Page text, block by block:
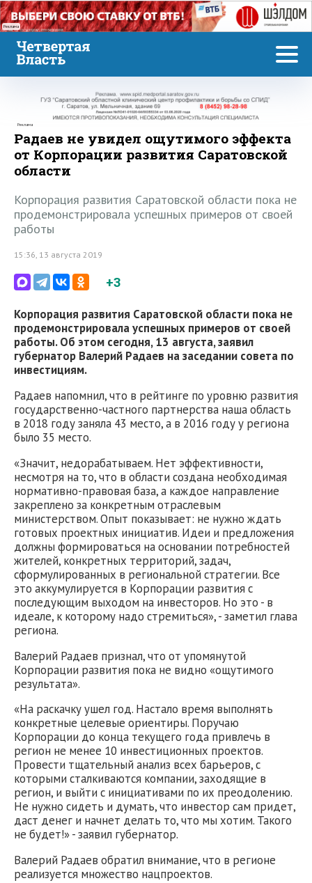
Реклама
Реклама
Радаев не увидел ощутимого эффекта
от Корпорации развития Саратовской
области
Корпорация развития Саратовской области пока не
продемонстрировала успешных примеров от своей
работы
15:36, 13 августа 2019
+3
Корпорация развития Саратовской области пока не
продемонстрировала успешных примеров от своей
работы. Об этом сегодня, 13 августа, заявил
губернатор Валерий Радаев на заседании совета по
инвестициям.
Радаев напомнил, что в рейтинге по уровню развития
государственно-частного партнерства наша область
в 2018 году заняла 43 место, а в 2016 году у региона
было 35 место.
«Значит, недорабатываем. Нет эффективности,
несмотря на то, что в области создана необходимая
нормативно-правовая база, а каждое направление
закреплено за конкретным отраслевым
министерством. Опыт показывает: не нужно ждать
готовых проектных инициатив. Идеи и предложения
должны формироваться на основании потребностей
жителей, конкретных территорий, задач,
сформулированных в региональной стратегии. Все
это аккумулируется в Корпорации развития с
последующим выходом на инвесторов. Но это - в
идеале, к которому надо стремиться», - заметил глава
региона.
Валерий Радаев признал, что от упомянутой
Корпорации развития пока не видно «ощутимого
результата».
«На раскачку ушел год. Настало время выполнять
конкретные целевые ориентиры. Поручаю
Корпорации до конца текущего года привлечь в
регион не менее 10 инвестиционных проектов.
Провести тщательный анализ всех барьеров, с
которыми сталкиваются компании, заходящие в
регион, и выйти с инициативами по их преодолению.
Не нужно сидеть и думать, что инвестор сам придет,
даст денег и начнет делать то, что мы хотим. Такого
не будет!» - заявил губернатор.
Валерий Радаев обратил внимание, что в регионе
реализуется множество нацпроектов.